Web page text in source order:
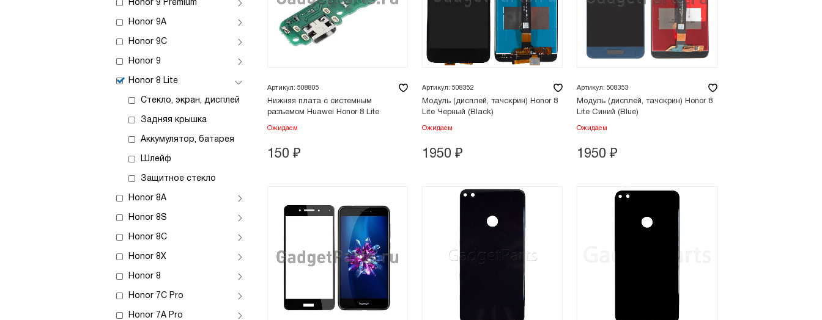
Honor 9 Premium
Honor 9A
Honor 9C
Honor 9
Honor 8 Lite
Стекло, экран, дисплей
Задняя крышка
Аккумулятор, батарея
Шлейф
Защитное стекло
Honor 8A
Honor 8S
Honor 8C
Honor 8X
Honor 8
Honor 7C Pro
Honor 7A Pro
Артикул: 508805
Нижняя плата с системным
разъемом Huawei Honor 8 Lite
Ожидаем
150 ₽
Артикул: 508352
Модуль (дисплей, тачскрин) Honor 8
Lite Черный (Black)
Ожидаем
1950 ₽
Артикул: 508353
Модуль (дисплей, тачскрин) Honor 8
Lite Синий (Blue)
Ожидаем
1950 ₽